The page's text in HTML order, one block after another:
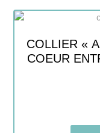
COLLIER «
COEUR